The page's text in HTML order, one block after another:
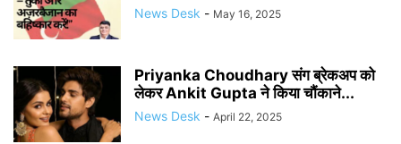
News Desk - May 16, 2025
Priyanka Choudhary संग ब्रेकअप को
लेकर Ankit Gupta ने किया चौंकाने...
News Desk - April 22, 2025